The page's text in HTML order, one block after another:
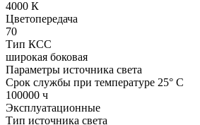
4000 К
Цветопередача
70
Тип КСС
широкая боковая
Параметры источника света
Срок службы при температуре 25° С
100000 ч
Эксплуатационные
Тип источника света